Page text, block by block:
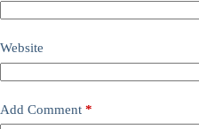
Website
Add Comment *